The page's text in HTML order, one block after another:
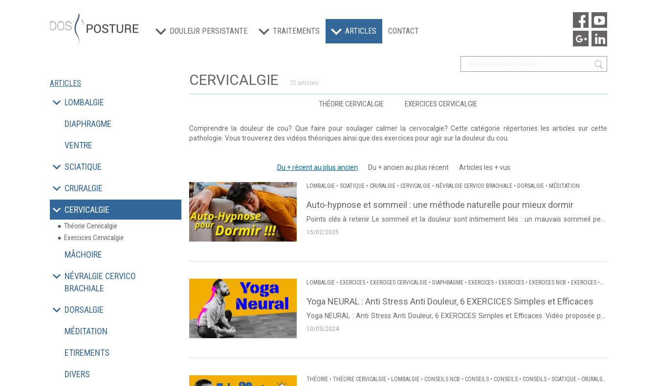
DOULEUR PERSISTANTE TRAITEMENTS ARTICLES CONTACT
ARTICLES
LOMBALGIE
DIAPHRAGME
VENTRE
SCIATIQUE
CRURALGIE
CERVICALGIE
Théorie Cervicalgie
Exercices Cervicalgie
MÂCHOIRE
NÉVRALGIE CERVICO
BRACHIALE
DORSALGIE
MÉDITATION
ETIREMENTS
DIVERS
CERVICALGIE 72 articles
THÉORIE CERVICALGIE EXERCICES CERVICALGIE
Comprendre la douleur de cou? Que faire pour soulager calmer la cervocalgie? Cette catégorie répertories les articles sur cette
pathologie. Vous trouverez des vidéos théoriques ainsi que des exercices pour agir sur la douleur du cou.
Du + récent au plus ancien Du + ancien au plus récent Articles les + vus
LOMBALGIE• SCIATIQUE• CRURALGIE• CERVICALGIE• NÉVRALGIE CERVICO BRACHIALE• DORSALGIE• MÉDITATION
Auto-hypnose et sommeil : une méthode naturelle pour mieux dormir
Points clés à retenir Le sommeil et la douleur sont intimement liés : un mauvais sommeil peut
amplifier la perception de la douleur...
15/02/2025
LOMBALGIE• EXERCICES• EXERCICES CERVICALGIE• DIAPHRAGME• EXERCICES• EXERCICES• EXERCICES NCB • EXERCICES•
Yoga NEURAL : Anti Stress Anti Douleur, 6 EXERCICES Simples et Efficaces
Yoga NEURAL : Anti Stress Anti Douleur, 6 EXERCICES Simples et Efficaces. Vidéo proposée par
Thierry Lanneau de Dos et Posture. Source : Dos et Pos...
10/03/2024
THÉORIE• THÉORIE CERVICALGIE• LOMBALGIE• CONSEILS NCB • CONSEILS• CONSEILS• CONSEILS• SCIATIQUE• CRURALGIE